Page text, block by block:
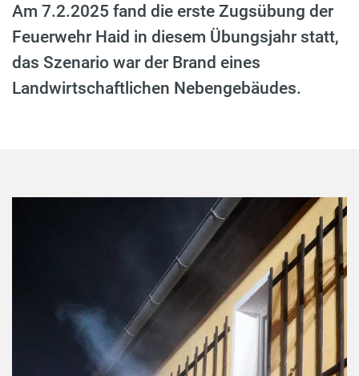
Am 7.2.2025 fand die erste Zugsübung der
Feuerwehr Haid in diesem Übungsjahr statt,
das Szenario war der Brand eines
Landwirtschaftlichen Nebengebäudes.